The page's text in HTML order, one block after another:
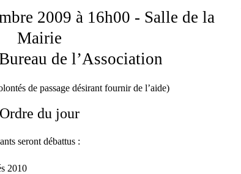
2009 à 16h00 - Salle de la
Mairie
de l’Association
de passage désirant fournir de l’aide)
du jour
seront débattus :
2010